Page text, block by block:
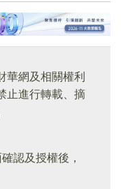
華網及相關權利
止進行轉載、摘
認及授權後，